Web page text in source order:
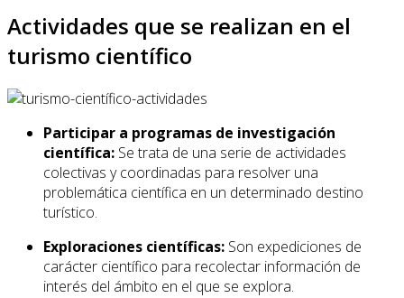
Actividades que se realizan en el
turismo científico
Participar a programas de investigación
científica: Se trata de una serie de actividades
colectivas y coordinadas para resolver una
problemática científica en un determinado destino
turístico.
Exploraciones científicas: Son expediciones de
carácter científico para recolectar información de
interés del ámbito en el que se explora.